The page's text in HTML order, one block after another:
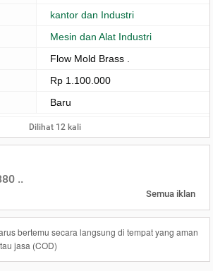
kantor dan Industri
Mesin dan Alat Industri
Flow Mold Brass .
Rp 1.100.000
Baru
Dilihat 12 kali
..
Semua iklan
bertemu secara langsung di tempat yang aman
jasa (COD)